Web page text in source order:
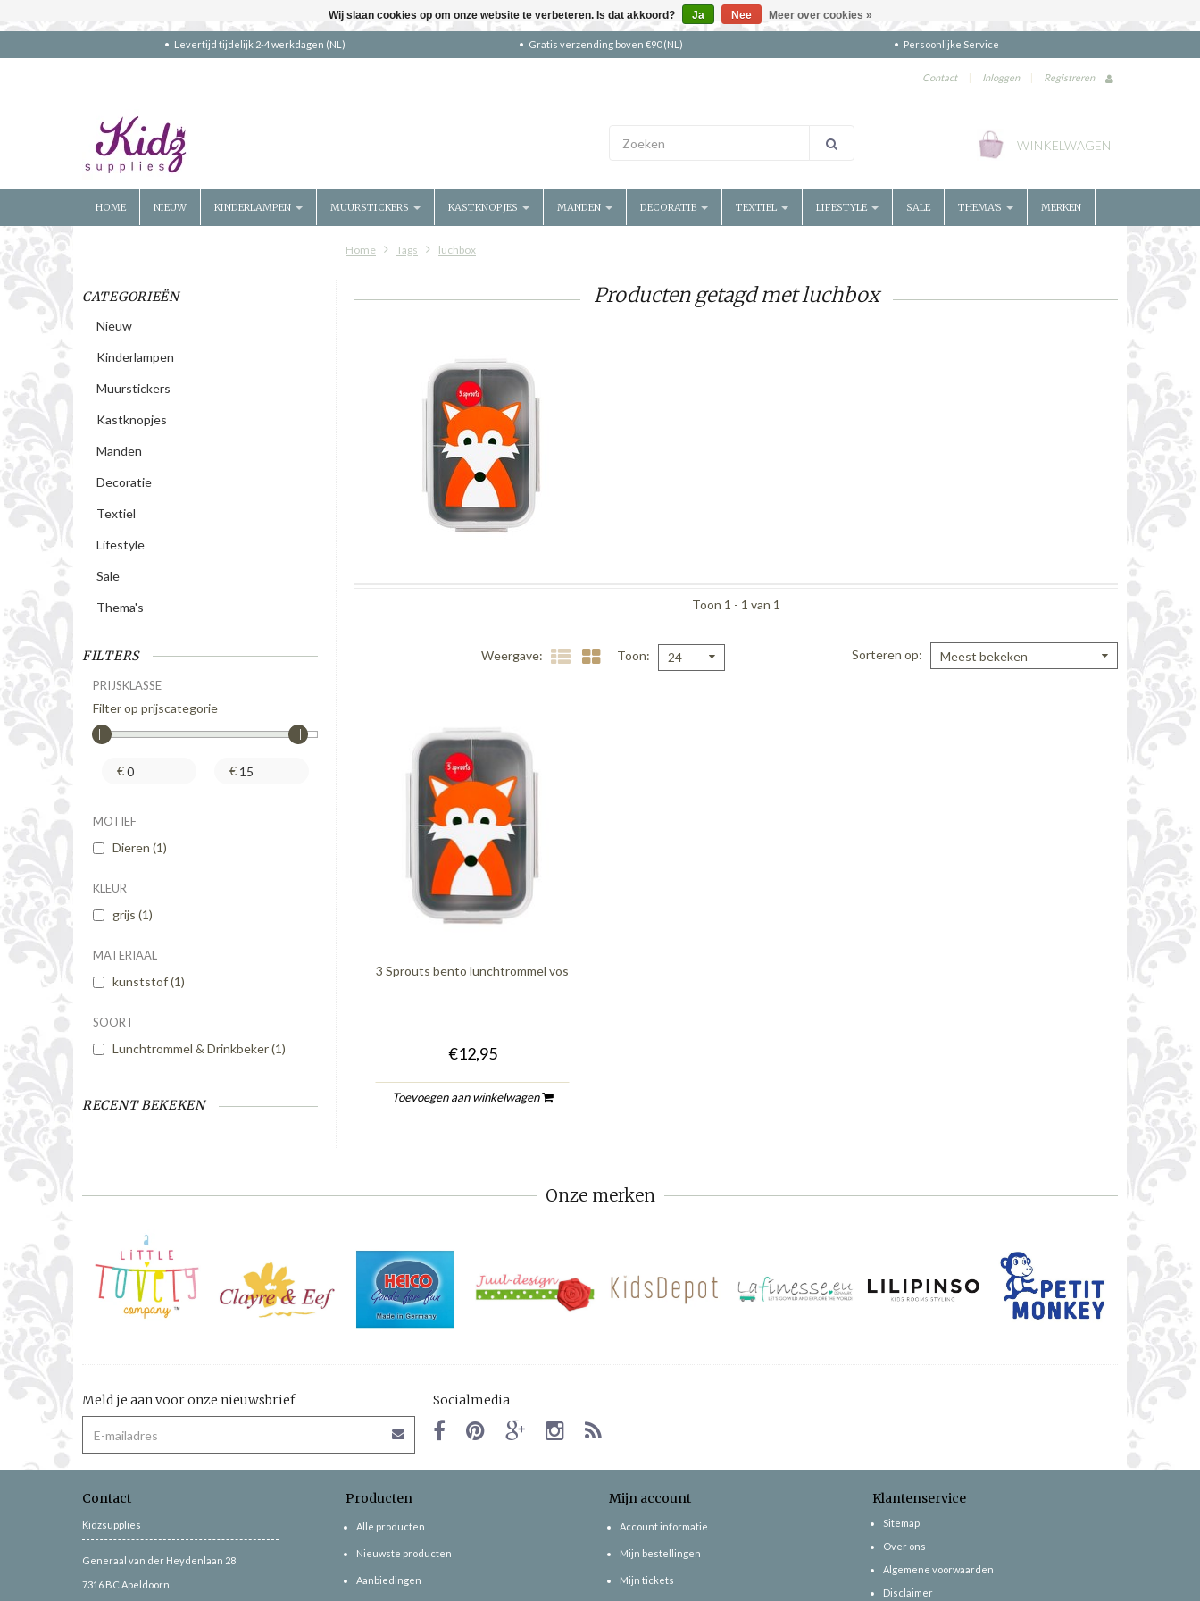
Levertijd tijdelijk 2-4 werkdagen (NL) Gratis verzending boven €90 (NL) Persoonlijke Service
Contact | Inloggen | Registreren
WINKELWAGEN
HOME NIEUW KINDERLAMPEN MUURSTICKERS KASTKNOPJES MANDEN DECORATIE TEXTIEL LIFESTYLE SALE THEMA'S MERKEN
Home Tags luchbox
CATEGORIEËN
Nieuw
Kinderlampen
Muurstickers
Kastknopjes
Manden
Decoratie
Textiel
Lifestyle
Sale
Thema's
FILTERS
PRIJSKLASSE
Filter op prijscategorie
€ €
MOTIEF
Dieren (1)
KLEUR
grijs (1)
MATERIAAL
kunststof(1)
SOORT
Lunchtrommel & Drinkbeker(1)
RECENT BEKEKEN
Producten getagd met luchbox
Toon 1 - 1 van 1
Weergave Toon 24 Sorteren op Meest bekeken
3 Sprouts bento lunchtrommel vos
€12,95
Toevoegen aan winkelwagen
Onze merken
Meld je aan voor onze nieuwsbrief Socialmedia
Contact
Kidzsupplies
Generaal van der Heydenlaan 28
7316 BC Apeldoorn
Producten
Alle producten
Nieuwste producten
Aanbiedingen
Mijn account
Account informatie
Mijn bestellingen
Mijn tickets
Klantenservice
Sitemap
Over ons
Algemene voorwaarden
Disclaimer
Wij slaan cookies op om onze website te verbeteren. Is dat akkoord? Ja Nee Meer over cookies »